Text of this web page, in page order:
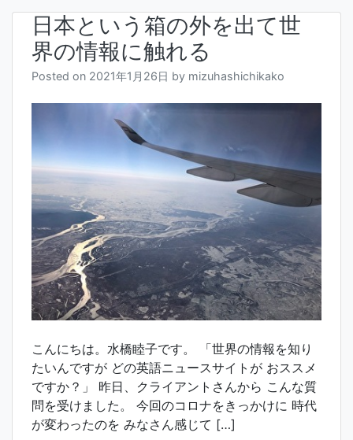
日本という箱の外を出て世
界の情報に触れる
Posted on 2021年1月26日 by mizuhashichikako
こんにちは。水橋睦子です。 「世界の情報を知り
たいんですが どの英語ニュースサイトが おススメ
ですか？」 昨日、クライアントさんから こんな質
問を受けました。 今回のコロナをきっかけに 時代
が変わったのを みなさん感じて […]